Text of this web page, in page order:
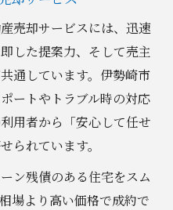
売却サービスには、迅速
した提案力、そして売主
通しています。伊勢崎市
ートやトラブル時の対応
用者から「安心して任せ
られています。
ン残債のある住宅をスム
場より高い価格で成約で